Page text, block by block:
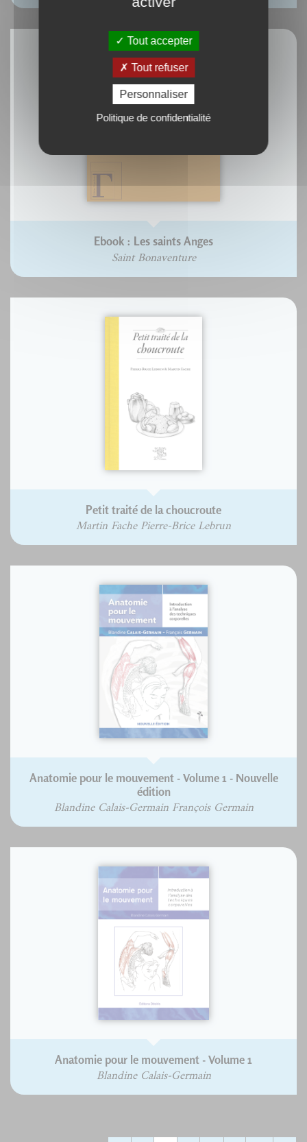
Ebook : Les saints Anges
Saint Bonaventure
Petit traité de la choucroute
Martin Fache Pierre-Brice Lebrun
Anatomie pour le mouvement - Volume 1 - Nouvelle
édition
Blandine Calais-Germain François Germain
Anatomie pour le mouvement - Volume 1
Blandine Calais-Germain
Tout accepter
Tout refuser
Personnaliser
Politique de confidentialité